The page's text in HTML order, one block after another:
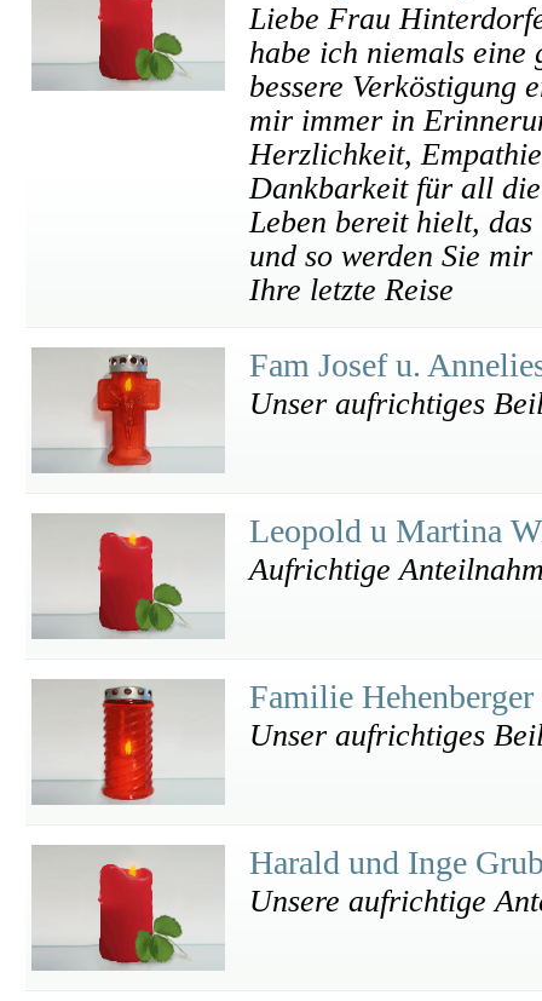
Liebe Frau
habe ich niemals eine
bessere Verköstigung
mir immer in
Herzlichkeit,
Dankbarkeit für all
Leben bereit hielt, das
und so werden Sie
Ihre letzte Reise
Fam Josef u.
Unser aufrichtiges
Leopold u Martina
Aufrichtige
Familie
Unser aufrichtiges
Harald und Inge
Unsere aufrichtige